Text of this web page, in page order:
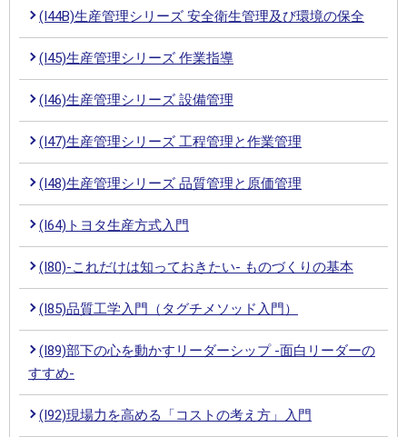
(I44B)生産管理シリーズ 安全衛生管理及び環境の保全
(I45)生産管理シリーズ 作業指導
(I46)生産管理シリーズ 設備管理
(I47)生産管理シリーズ 工程管理と作業管理
(I48)生産管理シリーズ 品質管理と原価管理
(I64)トヨタ生産方式入門
(I80)-これだけは知っておきたい- ものづくりの基本
(I85)品質工学入門（タグチメソッド入門）
(I89)部下の心を動かすリーダーシップ -面白リーダーの
すすめ-
(I92)現場力を高める「コストの考え方」入門